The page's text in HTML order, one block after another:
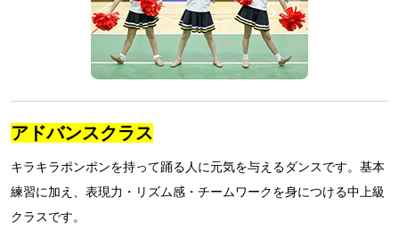
アドバンスクラス
キラキラポンポンを持って踊る人に元気を与えるダンスです。基本
練習に加え、表現力・リズム感・チームワークを身につける中上級
クラスです。